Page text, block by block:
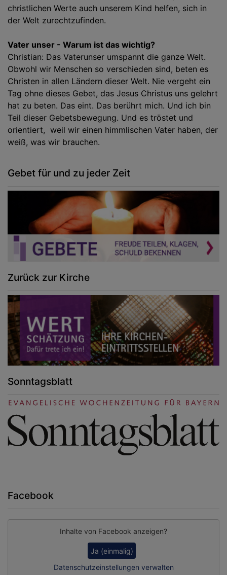
christlichen Werte auch unserem Kind helfen, sich in
der Welt zurechtzufinden.
Vater unser - Warum ist das wichtig?
Christian: Das Vaterunser umspannt die ganze Welt.
Obwohl wir Menschen so verschieden sind, beten es
Christen in allen Ländern dieser Welt. Nie vergeht ein
Tag ohne dieses Gebet, das Jesus Christus uns gelehrt
hat zu beten. Das eint. Das berührt mich. Und ich bin
Teil dieser Gebetsbewegung. Und es tröstet und
orientiert, weil wir einen himmlischen Vater haben, der
weiß, was wir brauchen.
Gebet für und zu jeder Zeit
Zurück zur Kirche
Sonntagsblatt
Facebook
Inhalte von Facebook anzeigen?
Ja (einmalig)
Datenschutzeinstellungen verwalten